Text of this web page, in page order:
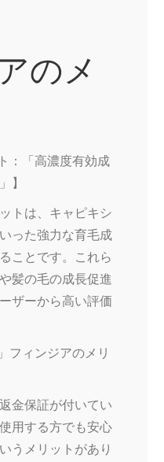
のメ
：「高濃度有効成
】
トは、キャピキシ
った強力な育毛成
ことです。これら
髪の毛の成長促進
ザーから高い評価
フィンジアのメリ
金保証が付いてい
用する方でも安心
うメリットがあり